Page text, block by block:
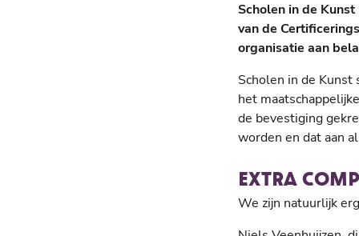
Scholen in de
van de
organisatie aan
Scholen in de
het
de bevestiging
worden en dat aan
EXTRA
We zijn natuurlijk